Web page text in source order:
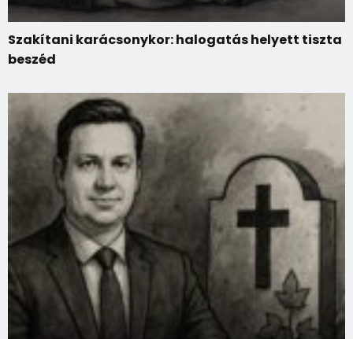
Szakítani karácsonykor: halogatás helyett tiszta
beszéd